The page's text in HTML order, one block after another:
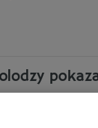
złej jakości
PM2.5 na